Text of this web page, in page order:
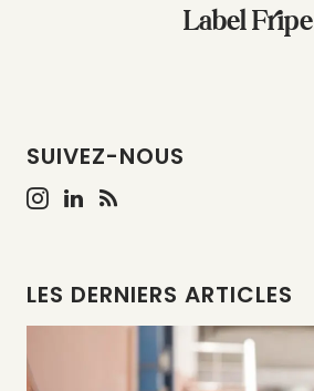
Label Fripe
SUIVEZ-NOUS
LES DERNIERS ARTICLES